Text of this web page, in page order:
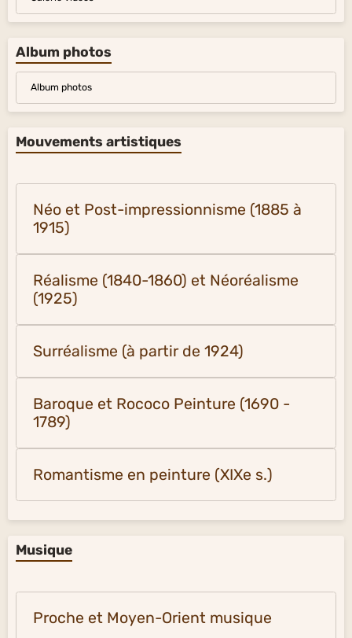
Album photos
Album photos
Mouvements artistiques
Néo et Post-impressionnisme (1885 à
1915)
Réalisme (1840-1860) et Néoréalisme
(1925)
Surréalisme (à partir de 1924)
Baroque et Rococo Peinture (1690 -
1789)
Romantisme en peinture (XIXe s.)
Musique
Proche et Moyen-Orient musique